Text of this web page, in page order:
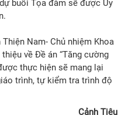
buổi Tọa đàm sẽ được Ủy
Nam- Chủ nhiệm Khoa
về Đề án “Tăng cường
thực hiện sẽ mang lại
trình, tự kiểm tra trình độ
Cảnh Tiêu